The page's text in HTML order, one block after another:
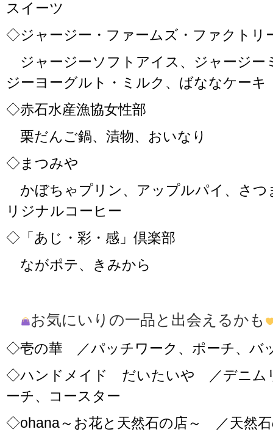
スイーツ
◇ジャージー・ファームズ・ファクト
ジャージーソフトアイス、ジャージー
ジーヨーグルト・ミルク、ばななケーキ
◇赤石水産漁協女性部
栗だんご鍋、漬物、おいなり
◇まつみや
かぼちゃプリン、アップルパイ、さつ
リジナルコーヒー
◇「あじ・彩・感」倶楽部
ながポテ、きみから
お気にいりの一品と出会えるかも
◇壱の華 ／パッチワーク、ポーチ、バ
◇ハンドメイド だいたいや ／デニム
ーチ、コースター
◇ohana～お花と天然石の店～ ／天然